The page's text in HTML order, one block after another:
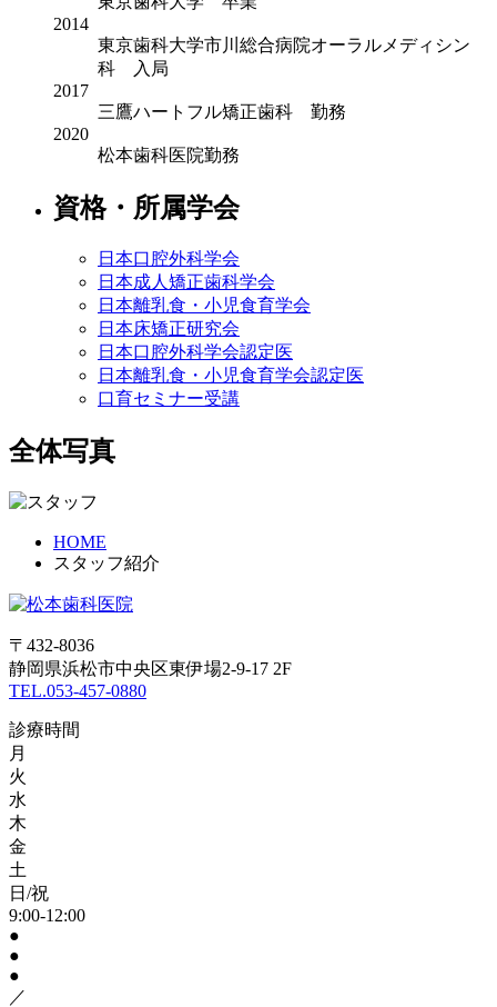
2014
東京歯科大学市川総合病院オーラルメディシン
科 入局
2017
三鷹ハートフル矯正歯科 勤務
2020
松本歯科医院勤務
資格・所属学会
日本口腔外科学会
日本成人矯正歯科学会
日本離乳食・小児食育学会
日本床矯正研究会
日本口腔外科学会認定医
日本離乳食・小児食育学会認定医
口育セミナー受講
全体写真
HOME
スタッフ紹介
〒432-8036
静岡県浜松市中央区東伊場2-9-17 2F
TEL.053-457-0880
診療時間
月
火
水
木
金
土
日/祝
9:00-12:00
●
●
●
／